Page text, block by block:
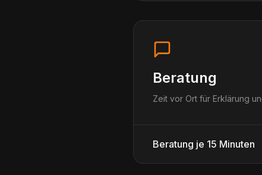
Beratung
Zeit vor Ort für Erklärung
Beratung je 15 Minuten